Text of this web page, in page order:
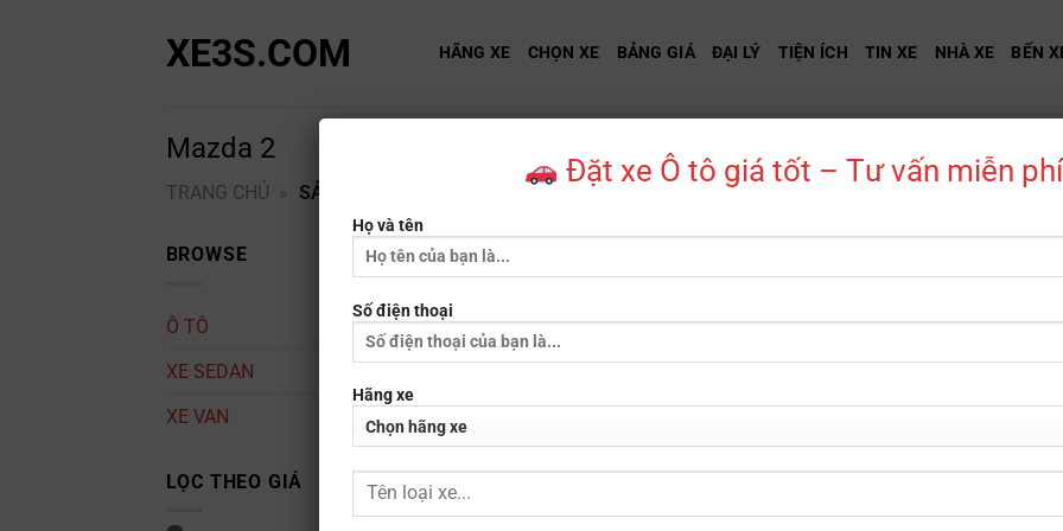
XE3S.COM HÃNG XE CHỌN XE BẢNG GIÁ ĐẠI LÝ TIỆN ÍCH TIN XE NHÀ XE BẾN
Mazda 2
TRANG CHỦ SẢN PHẨM DÒNG XE MAZDA 2
Showing all 2
BROWSE
Ô TÔ
XE SEDAN
XE VAN
LỌC THEO GIÁ
Đặt xe Ô tô giá tốt – Tư vấn miễn
Họ và tên
Số điện thoại
Hãng xe